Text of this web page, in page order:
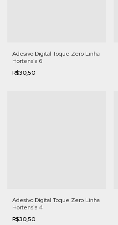
Adesivo Digital Toque Zero Linha
Hortensia 6
R$30,50
Adesivo Digital Toque Zero Linha
Hortensia 4
R$30,50